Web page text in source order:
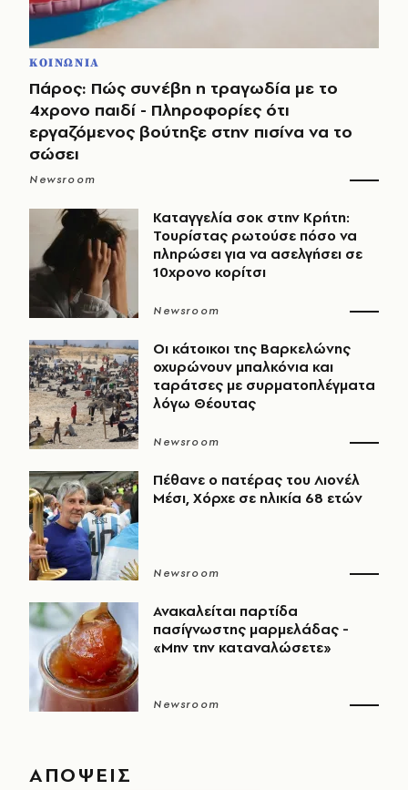
ΚΟΙΝΩΝΙΑ
Πάρος: Πώς συνέβη η τραγωδία με το
4χρονο παιδί - Πληροφορίες ότι
εργαζόμενος βούτηξε στην πισίνα να το
σώσει
Newsroom
Καταγγελία σοκ στην Κρήτη:
Τουρίστας ρωτούσε πόσο να
πληρώσει για να ασελγήσει σε
10χρονο κορίτσι
Newsroom
Οι κάτοικοι της Βαρκελώνης
οχυρώνουν μπαλκόνια και
ταράτσες με συρματοπλέγματα
λόγω Θέουτας
Newsroom
Πέθανε ο πατέρας του Λιονέλ
Μέσι, Χόρχε σε ηλικία 68 ετών
Newsroom
Ανακαλείται παρτίδα
πασίγνωστης μαρμελάδας -
«Μην την καταναλώσετε»
Newsroom
ΑΠΟΨΕΙΣ